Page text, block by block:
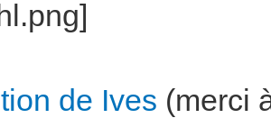
de Ives (merci